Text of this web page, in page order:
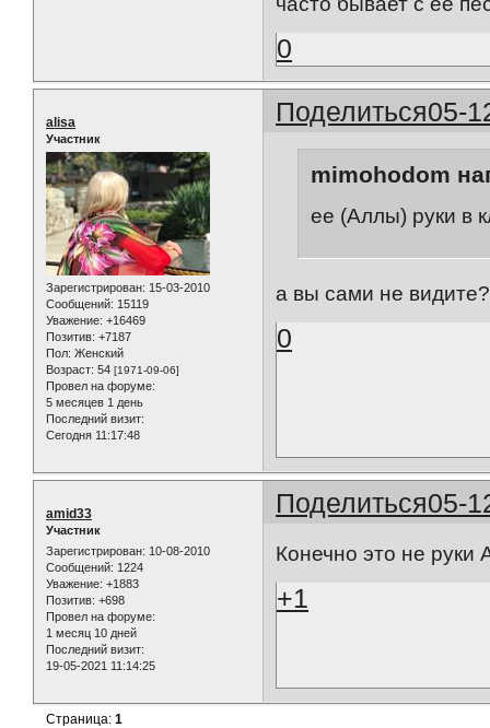
0
Поделиться05-
alisa
Участник
Зарегистрирован: 15-03-2010
Сообщений: 15119
Уважение: +16469
Позитив: +7187
Пол: Женский
Возраст: 54 [1971-09-06]
Провел на форуме:
5 месяцев 1 день
Последний визит:
Сегодня 11:17:48
mimohodom
ее (Аллы) руки в
а вы сами не
0
Поделиться05-
amid33
Участник
Зарегистрирован: 10-08-2010
Сообщений: 1224
Уважение: +1883
Позитив: +698
Провел на форуме:
1 месяц 10 дней
Последний визит:
19-05-2021 11:14:25
Конечно это не руки
+1
Страница:1